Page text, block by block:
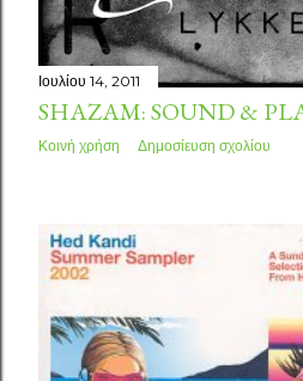
Ιουλίου 14, 2011
SHAZAM: SOUND &
Κοινή χρήση Δημοσίευση σχολίου